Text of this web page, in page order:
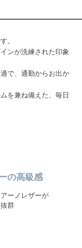
。
ンが洗練された印象
で、通勤からお出か
を兼ね備えた、毎日
の高級感
ーノレザーが
群